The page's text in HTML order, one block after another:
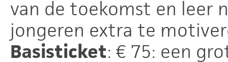
van de toekomst en leer
jongeren extra te
Basisticket: € 75: een